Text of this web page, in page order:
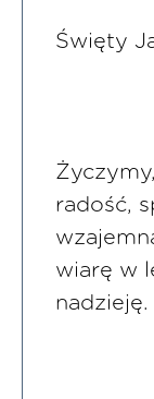
Święty
radość,
wiarę w
nadzieję.